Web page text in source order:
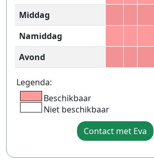
Middag
Namiddag
Avond
Legenda:
Beschikbaar
Niet beschikbaar
Contact met Eva